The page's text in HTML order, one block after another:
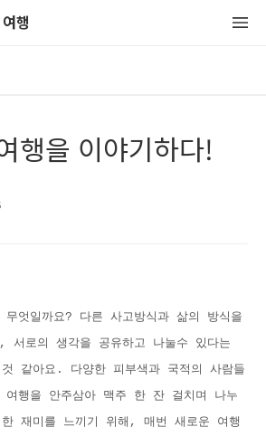
행
행을 이야기하다!
엇일까요? 다른 사고방식과 삶의 방식을
서로의 생각을 공유하고 나눌수 있다는
같아요. 다양한 피부색과 국적의 사람들
여행을 안주삼아 맥주 한 잔 걸치며 나누
재미를 느끼기 위해, 매번 새로운 여행